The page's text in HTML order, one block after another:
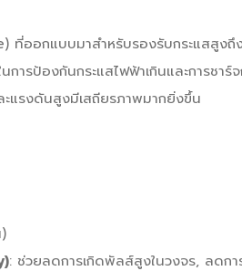
ที่ออกแบบมาสำหรับรองรับกระแสสูง
รป้องกันกระแสไฟฟ้าเกินและการชาร์
แรงดันสูงมีเสถียรภาพมากยิ่งขึ้น
: ช่วยลดการเกิดพัลส์สูงในวงจร, ลดกา